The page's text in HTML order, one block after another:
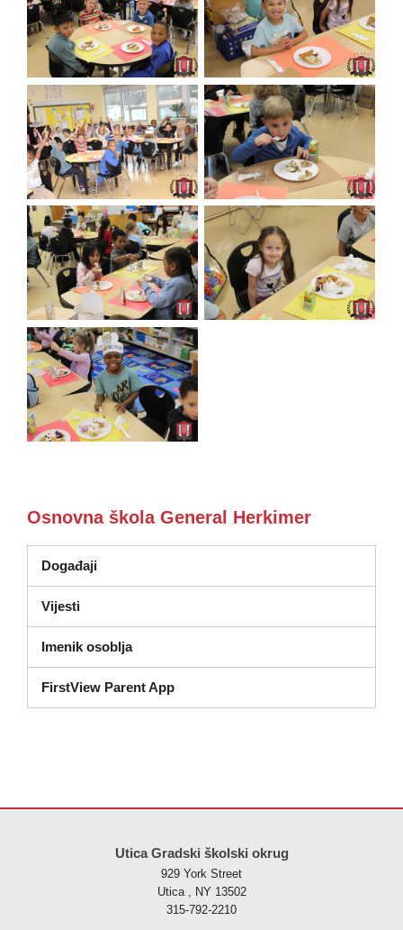
Osnovna škola General Herkimer
Događaji
Vijesti
Imenik osoblja
FirstView Parent App
Utica Gradski školski okrug
929 York Street
Utica , NY 13502
315-792-2210